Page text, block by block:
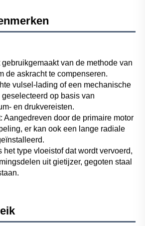
gebruikgemaakt van de methode van
de askracht te compenseren.
vulsel-lading of een mechanische
op basis van
en drukvereisten.
Aangedreven door de primaire motor
er kan ook een lange radiale
het type vloeistof dat wordt vervoerd,
uit gietijzer, gegoten staal